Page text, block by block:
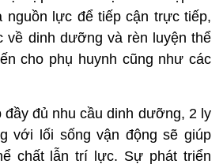
nguồn lực để tiếp cận trực tiếp,
về dinh dưỡng và rèn luyện thể
cho phụ huynh cũng như các
đủ nhu cầu dinh dưỡng, 2 ly
với lối sống vận động sẽ giúp
chất lẫn trí lực. Sự phát triển